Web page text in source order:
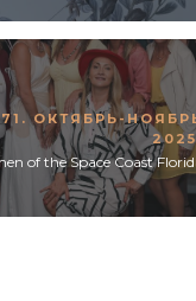
ОКТЯБРЬ-
of the Space Coast